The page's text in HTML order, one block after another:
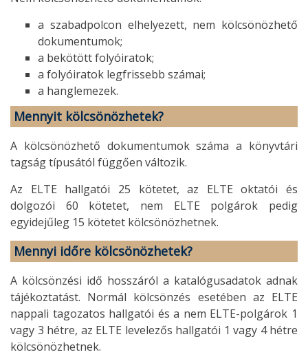
a szabadpolcon elhelyezett, nem kölcsönözhető
dokumentumok;
a bekötött folyóiratok;
a folyóiratok legfrissebb számai;
a hanglemezek.
Mennyit kölcsönözhetek?
A kölcsönözhető dokumentumok száma a könyvtári
tagság típusától függően változik.
Az ELTE hallgatói 25 kötetet, az ELTE oktatói és
dolgozói 60 kötetet, nem ELTE polgárok pedig
egyidejűleg 15 kötetet kölcsönözhetnek.
Mennyi időre kölcsönözhetek?
A kölcsönzési idő hosszáról a katalógusadatok adnak
tájékoztatást. Normál kölcsönzés esetében az ELTE
nappali tagozatos hallgatói és a nem ELTE-polgárok 1
vagy 3 hétre, az ELTE levelezős hallgatói 1 vagy 4 hétre
kölcsönözhetnek.